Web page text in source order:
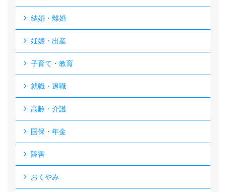
結婚・離婚
妊娠・出産
子育て・教育
就職・退職
高齢・介護
国保・年金
障害
おくやみ